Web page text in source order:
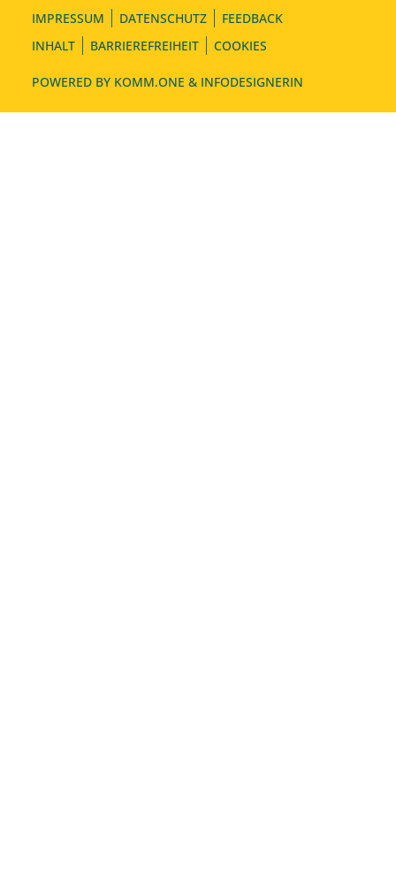
IMPRESSUM DATENSCHUTZ
FEEDBACK
INHALT
BARRIEREFREIHEIT COOKIES
POWERED BY KOMM.ONE & INFODESIGNERIN